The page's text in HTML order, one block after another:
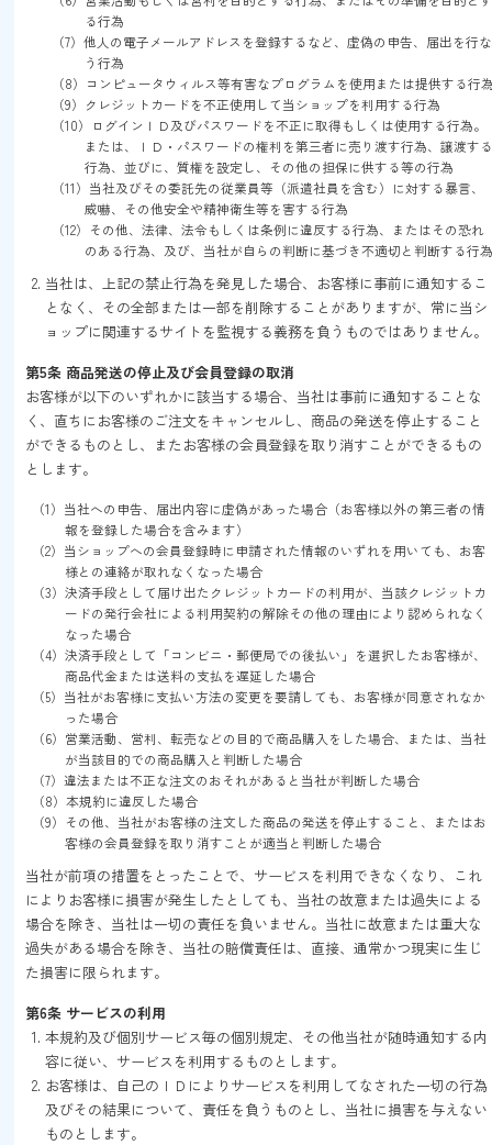
る行為
（7）他人の電子メールアドレスを登録するなど、虚偽の申告、届出を行な
う行為
（8）コンピュータウィルス等有害なプログラムを使用または提供する行
（9）クレジットカードを不正使用して当ショップを利用する行為
（10）ログインＩＤ及びパスワードを不正に取得もしくは使用する行為。
または、ＩＤ・パスワードの権利を第三者に売り渡す行為、譲渡する
行為、並びに、質権を設定し、その他の担保に供する等の行為
（11）当社及びその委託先の従業員等（派遣社員を含む）に対する暴言、
威嚇、その他安全や精神衛生等を害する行為
（12）その他、法律、法令もしくは条例に違反する行為、またはその恐れ
のある行為、及び、当社が自らの判断に基づき不適切と判断する行為
当社は、上記の禁止行為を発見した場合、お客様に事前に通知するこ
となく、その全部または一部を削除することがありますが、常に当シ
ョップに関連するサイトを監視する義務を負うものではありません。
第5条 商品発送の停止及び会員登録の取消
お客様が以下のいずれかに該当する場合、当社は事前に通知することな
く、直ちにお客様のご注文をキャンセルし、商品の発送を停止すること
ができるものとし、またお客様の会員登録を取り消すことができるもの
とします。
（1）当社への申告、届出内容に虚偽があった場合（お客様以外の第三者の情
報を登録した場合を含みます）
（2）当ショップへの会員登録時に申請された情報のいずれを用いても、お客
様との連絡が取れなくなった場合
（3）決済手段として届け出たクレジットカードの利用が、当該クレジットカ
ードの発行会社による利用契約の解除その他の理由により認められなく
なった場合
（4）決済手段として「コンビニ・郵便局での後払い」を選択したお客様が、
商品代金または送料の支払を遅延した場合
（5）当社がお客様に支払い方法の変更を要請しても、お客様が同意されなか
った場合
（6）営業活動、営利、転売などの目的で商品購入をした場合、または、当社
が当該目的での商品購入と判断した場合
（7）違法または不正な注文のおそれがあると当社が判断した場合
（8）本規約に違反した場合
（9）その他、当社がお客様の注文した商品の発送を停止すること、またはお
客様の会員登録を取り消すことが適当と判断した場合
当社が前項の措置をとったことで、サービスを利用できなくなり、これ
によりお客様に損害が発生したとしても、当社の故意または過失による
場合を除き、当社は一切の責任を負いません。当社に故意または重大な
過失がある場合を除き、当社の賠償責任は、直接、通常かつ現実に生じ
た損害に限られます。
第6条 サービスの利用
本規約及び個別サービス毎の個別規定、その他当社が随時通知する内
容に従い、サービスを利用するものとします。
お客様は、自己のＩＤによりサービスを利用してなされた一切の行為
及びその結果について、責任を負うものとし、当社に損害を与えない
ものとします。